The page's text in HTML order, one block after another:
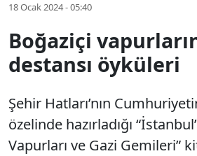
18 Ocak 2024 - 05:40
Boğaziçi
destansı öyküleri
Şehir Hatları’nın
özelinde hazırladığı
Vapurları ve Gazi Gemileri”